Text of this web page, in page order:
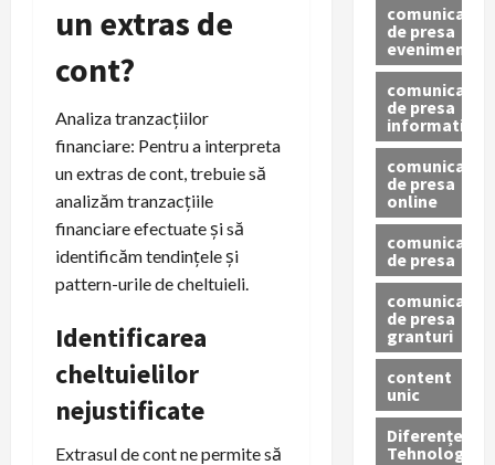
un extras de
cont?
Analiza tranzacțiilor
financiare: Pentru a interpreta
un extras de cont, trebuie să
analizăm tranzacțiile
financiare efectuate și să
identificăm tendințele și
pattern-urile de cheltuieli.
Identificarea
cheltuielilor
nejustificate
Extrasul de cont ne permite să
comunicat
de presa
eveniment
comunicat
de presa
informativ
comunicat
de presa
online
comunicate
de presa
comunicate
de presa
granturi
content
unic
Diferențe
Tehnologice